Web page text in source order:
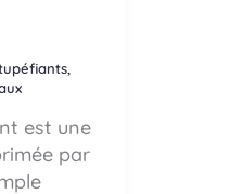
,
est une
par